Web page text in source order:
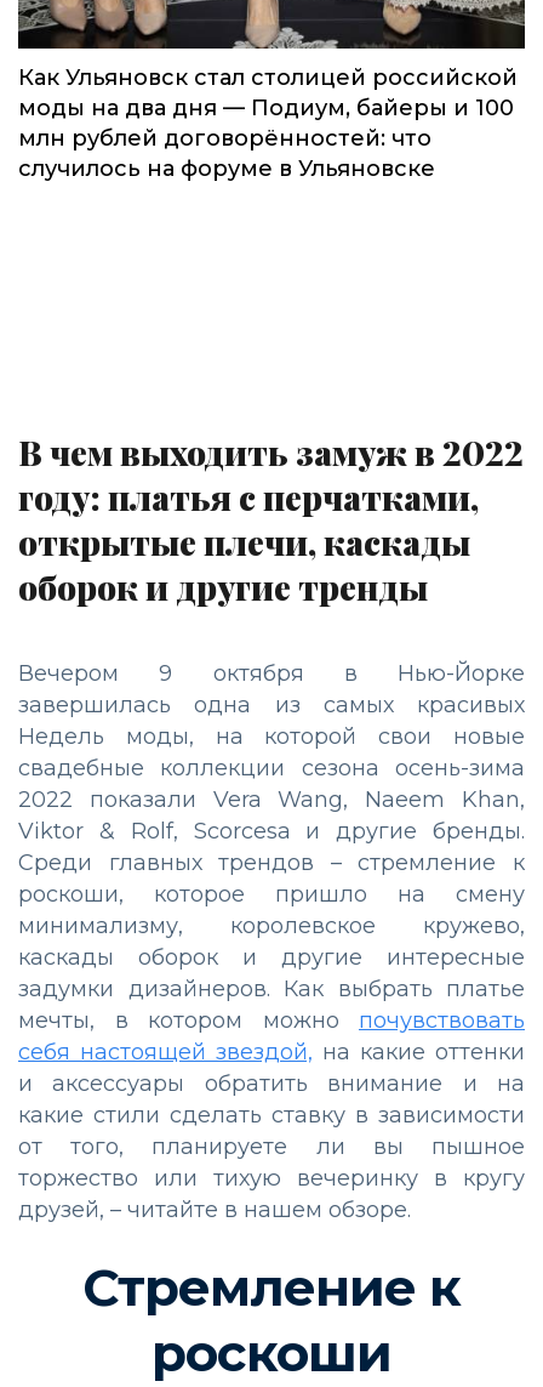
Как Ульяновск стал столицей российской
моды на два дня — Подиум, байеры и 100
млн рублей договорённостей: что
случилось на форуме в Ульяновске
В чем выходить замуж в 2022
году: платья с перчатками,
открытые плечи, каскады
оборок и другие тренды
Вечером 9 октября в Нью-Йорке
завершилась одна из самых красивых
Недель моды, на которой свои новые
свадебные коллекции сезона осень-зима
2022 показали Vera Wang, Naeem Khan,
Viktor & Rolf, Scorcesa и другие бренды.
Среди главных трендов – стремление к
роскоши, которое пришло на смену
минимализму, королевское кружево,
каскады оборок и другие интересные
задумки дизайнеров. Как выбрать платье
мечты, в котором можно почувствовать
себя настоящей звездой, на какие оттенки
и аксессуары обратить внимание и на
какие стили сделать ставку в зависимости
от того, планируете ли вы пышное
торжество или тихую вечеринку в кругу
друзей, – читайте в нашем обзоре.
Стремление к
роскоши